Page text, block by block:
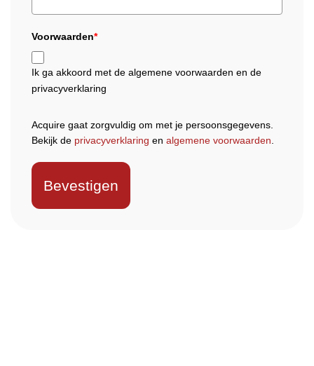
Voorwaarden*
Ik ga akkoord met de algemene voorwaarden en de
privacyverklaring
Acquire gaat zorgvuldig om met je persoonsgegevens.
Bekijk de privacyverklaring en algemene voorwaarden
Bevestigen